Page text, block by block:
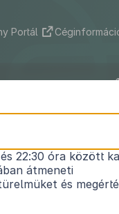
Portál
22:30 óra között
átmeneti
és